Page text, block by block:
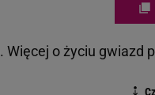
Więcej o życiu gwiazd